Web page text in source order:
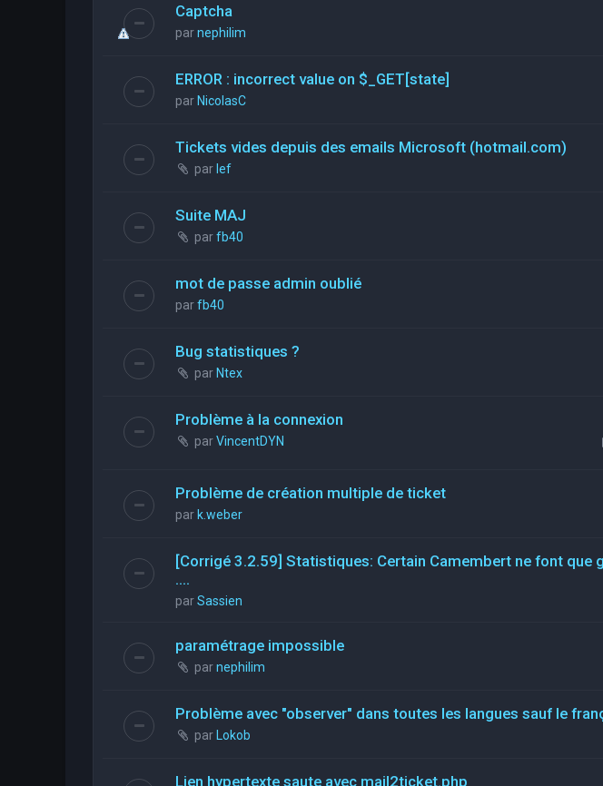
Captcha
parnephilim
ERROR : incorrect value on $_GET[state]
par NicolasC
Tickets vides depuis des emails Microsoft (hotmail.com)
par lef
Suite MAJ
parfb40
mot de passe admin oublié
parfb40
Bug statistiques ?
par Ntex
Problème à la connexion
parVincentDYN
Problème de création multiple de ticket
par k.weber
[Corrigé 3.2.59] Statistiques: Certain Camembert ne font que
....
parSassien
paramétrage impossible
parnephilim
Problème avec "observer" dans toutes les langues sauf le
par Lokob
Lien hypertexte saute avec mail2ticket.php